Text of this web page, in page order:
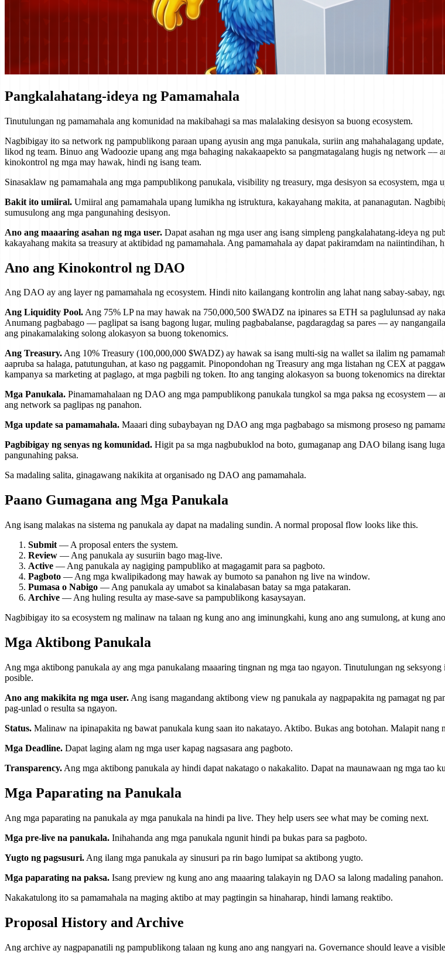
Pangkalahatang-ideya ng Pamamahala
Tinutulungan ng pamamahala ang komunidad na makibahagi sa mas malalaking desisyon sa buong ecosystem.
Nagbibigay ito sa network ng pampublikong paraan upang ayusin ang mga panukala, suriin ang mahahalagang
likod ng team. Binuo ang Wadoozie upang ang mga bahaging nakakaapekto sa pangmatagalang hugis ng network
kinokontrol ng mga may hawak, hindi ng isang team.
Sinasaklaw ng pamamahala ang mga pampublikong panukala, visibility ng treasury, mga desisyon sa ecosystem, mga
Bakit ito umiiral. Umiiral ang pamamahala upang lumikha ng istruktura, kakayahang makita, at pananagutan.
sumusulong ang mga pangunahing desisyon.
Ano ang maaaring asahan ng mga user. Dapat asahan ng mga user ang isang simpleng pangkalahatang-ideya ng
kakayahang makita sa treasury at aktibidad ng pamamahala. Ang pamamahala ay dapat pakiramdam na naiintindihan,
Ano ang Kinokontrol ng DAO
Ang DAO ay ang layer ng pamamahala ng ecosystem. Hindi nito kailangang kontrolin ang lahat nang sabay-sabay,
Ang Liquidity Pool.Ang 75% LP na may hawak na 750,000,500 $WADZ na ipinares sa ETH sa paglulunsad ay
Anumang pagbabago — paglipat sa isang bagong lugar, muling pagbabalanse, pagdaragdag sa pares — ay
ang pinakamalaking solong alokasyon sa buong tokenomics.
Ang Treasury.Ang 10% Treasury (100,000,000 $WADZ) ay hawak sa isang multi-sig na wallet sa ilalim ng
aapruba sa halaga, patutunguhan, at kaso ng paggamit. Pinopondohan ng Treasury ang mga listahan ng CEX at
kampanya sa marketing at paglago, at mga pagbili ng token. Ito ang tanging alokasyon sa buong tokenomics na
Mga Panukala. Pinamamahalaan ng DAO ang mga pampublikong panukala tungkol sa mga paksa ng ecosystem —
ang network sa paglipas ng panahon.
Mga update sa pamamahala. Maaari ding subaybayan ng DAO ang mga pagbabago sa mismong proseso ng
Pagbibigay ng senyas ng komunidad. Higit pa sa mga nagbubuklod na boto, gumaganap ang DAO bilang isang
pangunahing paksa.
Sa madaling salita, ginagawang nakikita at organisado ng DAO ang pamamahala.
Paano Gumagana ang Mga Panukala
Ang isang malakas na sistema ng panukala ay dapat na madaling sundin. A normal proposal flow looks like this.
Submit — A proposal enters the system.
Review — Ang panukala ay susuriin bago mag-live.
Active — Ang panukala ay nagiging pampubliko at magagamit para sa pagboto.
Pagboto — Ang mga kwalipikadong may hawak ay bumoto sa panahon ng live na window.
Pumasa o Nabigo — Ang panukala ay umabot sa kinalabasan batay sa mga patakaran.
Archive — Ang huling resulta ay mase-save sa pampublikong kasaysayan.
Nagbibigay ito sa ecosystem ng malinaw na talaan ng kung ano ang iminungkahi, kung ano ang sumulong, at kung
Mga Aktibong Panukala
Ang mga aktibong panukala ay ang mga panukalang maaaring tingnan ng mga tao ngayon. Tinutulungan ng
posible.
Ano ang makikita ng mga user. Ang isang magandang aktibong view ng panukala ay nagpapakita ng pamagat ng
pag-unlad o resulta sa ngayon.
Status. Malinaw na ipinapakita ng bawat panukala kung saan ito nakatayo. Aktibo. Bukas ang botohan. Malapit nang
Mga Deadline. Dapat laging alam ng mga user kapag nagsasara ang pagboto.
Transparency. Ang mga aktibong panukala ay hindi dapat nakatago o nakakalito. Dapat na maunawaan ng mga tao
Mga Paparating na Panukala
Ang mga paparating na panukala ay mga panukala na hindi pa live. They help users see what may be coming next.
Mga pre-live na panukala. Inihahanda ang mga panukala ngunit hindi pa bukas para sa pagboto.
Yugto ng pagsusuri. Ang ilang mga panukala ay sinusuri pa rin bago lumipat sa aktibong yugto.
Mga paparating na paksa. Isang preview ng kung ano ang maaaring talakayin ng DAO sa lalong madaling panahon.
Nakakatulong ito sa pamamahala na maging aktibo at may pagtingin sa hinaharap, hindi lamang reaktibo.
Proposal History and Archive
Ang archive ay nagpapanatili ng pampublikong talaan ng kung ano ang nangyari na. Governance should leave a